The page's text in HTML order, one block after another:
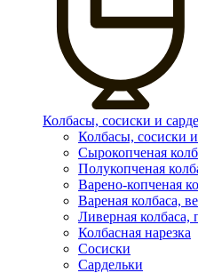
Колбасы, сосиски и
Колбасы, сосиски
Сырокопченая
Полукопченая
Варено-копченая
Вареная колбаса,
Ливерная
Колбасная нарезка
Сосиски
Сардельки